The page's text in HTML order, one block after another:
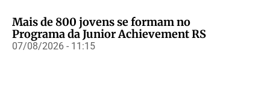
Mais de 800 jovens se formam no
Programa da Junior Achievement RS
07/08/2026 - 11:15